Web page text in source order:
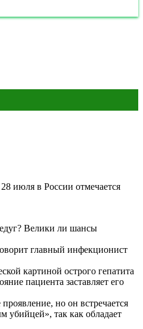
июля в России отмечается
Велики ли шансы
главный инфекционист
картиной острого гепатита
пациента заставляет его
но он встречается
убийцей», так как обладает